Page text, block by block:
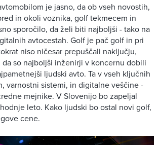
je jasno, da ob vseh novostih,
in okoli voznika, golf tekmecem in
sporočilo, da želi biti najboljši - tako na
avtocestah. Golf je pač golf in pri
niso ničesar prepuščali naključju,
da so najboljši inženirji v koncernu dobili
ljudski avto. Ta v vseh ključnih
varnostni sistemi, in digitalne veščine -
mejnike. V Slovenijo bo zapeljal
leto. Kako ljudski bo ostal novi golf,
cene.